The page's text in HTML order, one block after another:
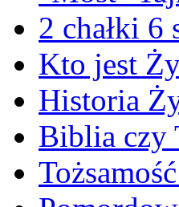
2 chałki 6
Kto jest
Historia
Biblia czy